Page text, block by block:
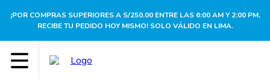
¡POR COMPRAS SUPERIORES A S/250.00 ENTRE LAS 6:00 AM Y 2:00 PM,
RECIBE TU PEDIDO HOY MISMO! SOLO VÁLIDO EN LIMA.